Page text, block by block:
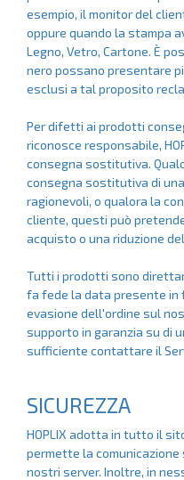
esempio, il monitor del
oppure quando la stampa
Legno, Vetro, Cartone. È
nero possano presentare
esclusi a tal proposito
Per difetti ai prodotti
riconosce responsabile,
consegna sostitutiva.
consegna sostitutiva di
ragionevoli, o qualora la
cliente, questi può
acquisto o una riduzione
Tutti i prodotti sono
fa fede la data presente in
evasione dell'ordine sul
supporto in garanzia su di
sufficiente contattare il
SICUREZZA
HOPLIX adotta in tutto il
permette la
nostri server. Inoltre, in